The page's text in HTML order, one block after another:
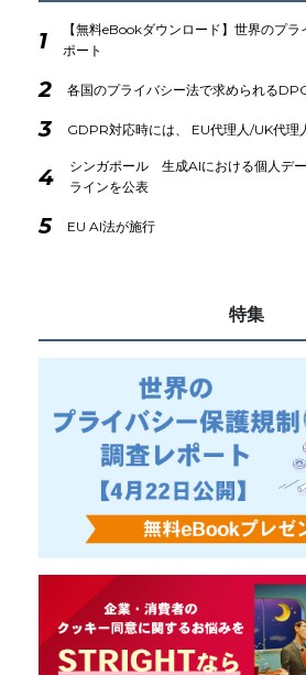
1
【無料eBookダウンロード】世界のプ
ポート
2 各国のプライバシー法で求められる
3 GDPR対応時には、 EU代理人/UK代理
4
シンガポール 生成AIにおける個人デ
ラインを公表
5 EU AI法が施行
特集